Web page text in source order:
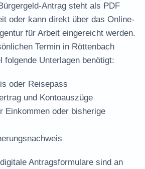
Antrag steht als PDF
oder kann direkt über das Online-
für Arbeit eingereicht werden.
Termin in Röttenbach
folgende Unterlagen benötigt:
oder Reisepass
und Kontoauszüge
Einkommen oder bisherige
Antragsformulare sind an